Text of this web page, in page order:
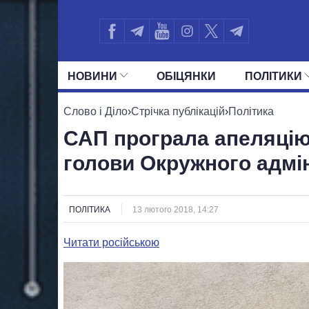
НОВИНИ ОБIЦЯНКИ ПОЛIТИКИ
УСІ ПОЛІТИКИ ПРЕЗИДЕНТ І ОФІС
Слово і Діло›Стрічка публікацій›Політика
САП програла
голови Окружного
ПОЛІТИКА 13 лютого 2018, 14:27
Читати російською